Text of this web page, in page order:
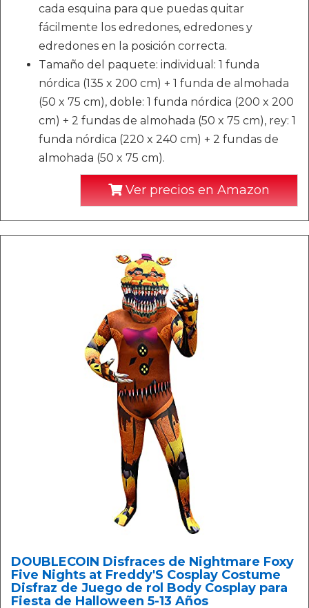
cada esquina para que puedas quitar
fácilmente los edredones, edredones y
edredones en la posición correcta.
Tamaño del paquete: individual: 1 funda
nórdica (135 x 200 cm) + 1 funda de almohada
(50 x 75 cm), doble: 1 funda nórdica (200 x 200
cm) + 2 fundas de almohada (50 x 75 cm), rey: 1
funda nórdica (220 x 240 cm) + 2 fundas de
almohada (50 x 75 cm).
Ver precios en Amazon
DOUBLECOIN Disfraces de Nightmare Foxy
Five Nights at Freddy'S Cosplay Costume
Disfraz de Juego de rol Body Cosplay para
Fiesta de Halloween 5-13 Años